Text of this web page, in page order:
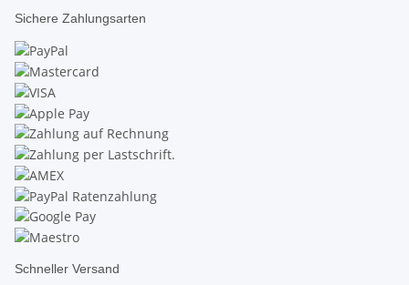
Sichere Zahlungsarten
Schneller Versand